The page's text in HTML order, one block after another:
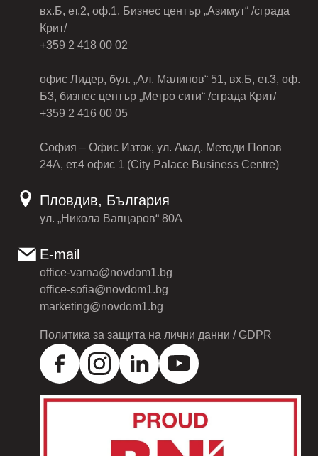
вх.Б, ет.2, оф.1, Бизнес център „Азимут“ /сграда
Крит/
+359 2 418 00 02
офис Лидер, бул. „Ал. Малинов“ 51, вх.Б, ет.3, оф.
Б3, бизнес център „Метро сити“ /сграда Крит/
+359 2 416 00 05
София – Офис Изток, ул. Акад. Методи Попов
24А, ет.4 офис 1 (City Palace Business Centre)
Пловдив, България
ул. „Никола Вапцаров“ 80А
E-mail
office-varna@novdom1.bg
office-sofia@novdom1.bg
marketing@novdom1.bg
Политика за защита на лични данни / GDPR